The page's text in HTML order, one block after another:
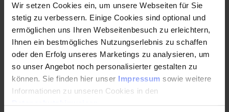
Wir setzen Cookies ein, um unsere Webseiten für Sie
stetig zu verbessern. Einige Cookies sind optional und
ermöglichen uns Ihren Webseitenbesuch zu erleichtern,
Ihnen ein bestmögliches Nutzungserlebnis zu schaffen
oder den Erfolg unseres Marketings zu analysieren, um
so unser Angebot noch personalisierter gestalten zu
können. Sie finden hier unser Impressum sowie weitere
Informationen zu unseren Cookies in den
Sie erhalten einen praxisnahen Überblick über die
Möglichkeiten von KI-Lösungen in der Verwaltung.
Sie lernen, welche Prozesse sich am besten zur KI-
gestützten Automatisierung eignen.
Sie erfahren, wie Sie KI rechtssicher gemäß den
Vorgaben des EU AI Act einsetzen.